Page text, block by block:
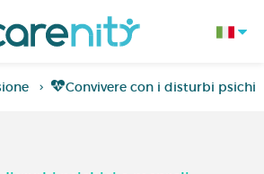
Convivere con i disturbi